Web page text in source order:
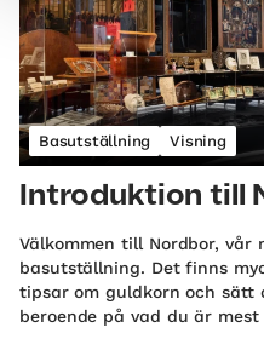
Basutställning Visning
Introduktion till
Välkommen till Nordbor, vår
basutställning. Det finns
tipsar om guldkorn och sätt
beroende på vad du är mest